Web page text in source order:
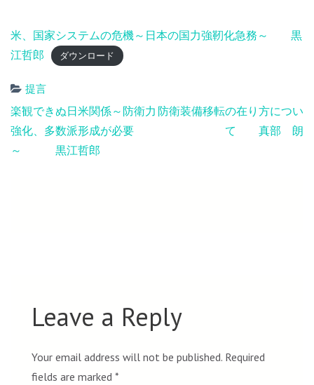
米、国家システムの危機～日本の国力強靭化急務～ 黒
江哲郎
ダウンロード
提言
Post
navigation
楽観できぬ日米関係～防衛力
強化、多数派形成が必要
～ 黒江哲郎
防衛装備移転の在り方につい
て 真部 朗
Leave a Reply
Your email address will not be published. Required
fields are marked *